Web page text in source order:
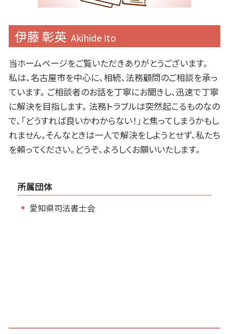
伊藤 彰英 Akihide Ito
当ホームページをご覧いただきありがとうございます。
私は、名古屋市を中心に、相続、法務顧問のご相談を承っ
ています。 ご相談者のお話を丁寧にお聞きし、迅速で丁寧
に解決を目指します。 法務トラブルは突然起こるものなの
で、「どうすれば良いかわからない！」と焦ってしまうかもし
れません。そんなときは一人で解決をしようとせず、私たち
を頼ってください。どうぞ、よろしくお願いいたします。
所属団体
愛知県司法書士会